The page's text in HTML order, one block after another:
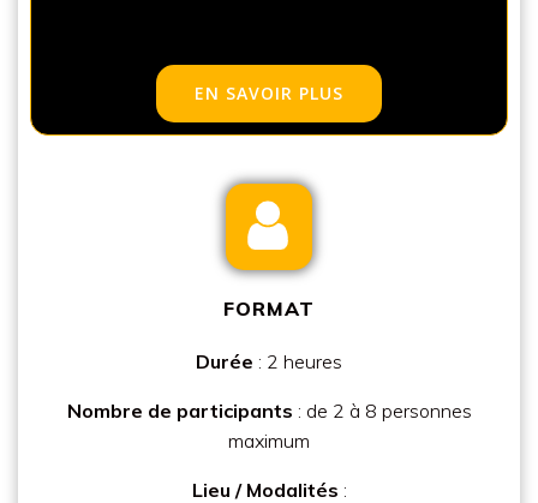
EN SAVOIR PLUS
FORMAT
Durée : 2 heures
Nombre de participants : de 2 à 8 personnes
maximum
Lieu / Modalités :